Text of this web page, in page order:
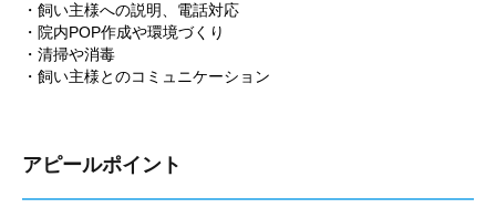
・飼い主様への説明、電話対応
・院内POP作成や環境づくり
・清掃や消毒
・飼い主様とのコミュニケーション
アピールポイント